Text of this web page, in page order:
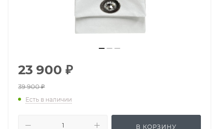
23 900 ₽
39 900₽
Есть в наличии
В КОРЗИНУ